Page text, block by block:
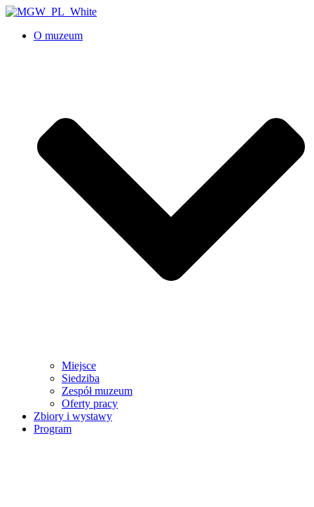
O muzeum
Miejsce
Siedziba
Zespół muzeum
Oferty pracy
Zbiory i wystawy
Program